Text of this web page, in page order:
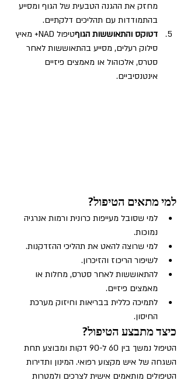
מחזק את ההגנה הטבעית של הגוף ומסייע
בהתמודדות עם תהליכים דלקתיים.
דטוקס והתאוששות הגוף
טיפול NAD+ מאיץ
סילוק רעלים, מסייע בהתאוששות לאחר
סטרס, אלכוהול או מאמצים פיזיים
אינטנסיביים.
למי מתאים הטיפול?
למי שסובל מעייפות כרונית ורמות אנרגיה
נמוכות.
למי שרוצה להאט את תהליכי ההזדקנות.
לשיפור הריכוז והזיכרון.
להתאוששות לאחר סטרס, מחלות או
מאמצים פיזיים.
לתמיכה כללית בבריאות וחיזוק מערכת
החיסון.
כיצד מתבצע הטיפול?
הטיפול נמשך בין 60 ל-90 דקות ומבוצע תחת
השגחה של איש מקצוע רפואי. המינון ותדירות
הטיפולים מותאמים אישית לצרכים ולמטרות